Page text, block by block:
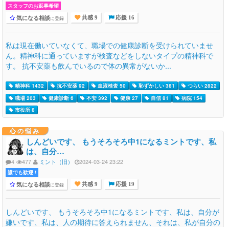
スタッフのお返事希望
気になる相談に登録 共感 9 応援 16
私は現在働いていなくて、職場での健康診断を受けられていませ
ん。精神科に通っていますが検査などをしないタイプの精神科で
す。 抗不安薬も飲んでいるので体の異常がないか...
精神科 1432 抗不安薬 92 血液検査 50 恥ずかしい 381
つらい 2822
職場 203
健康診断 6 不安 392 健康 27 自信 81
病院 154
市役所 8
心の悩み
しんどいです、 もうそろそろ中1になるミントです、私
は、自分…
4 477 ミント（旧） 2024-03-24 23:22
誰でも歓迎 !
気になる相談に登録 共感 9 応援 19
しんどいです、 もうそろそろ中1になるミントです、私は、自分が
嫌いです、私は、人の期待に答えられません、それは、私が自分の